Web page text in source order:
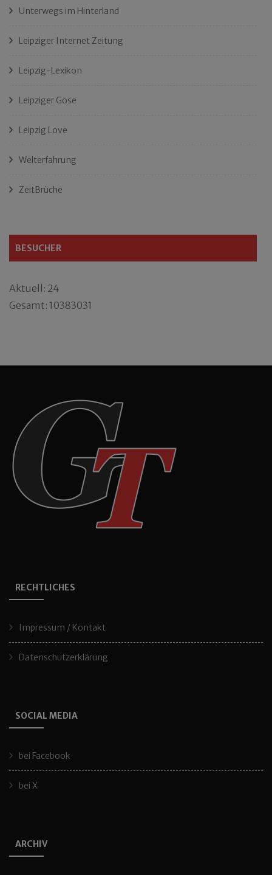
Unterwegs im Hinterland
Leipziger Internet Zeitung
Leipzig-Lexikon
Leipziger Gose
Leipzig Love
Welterfahrung
ZeitBrüche
BESUCHER
Aktuell: 24
Gesamt: 10383031
RECHTLICHES
Impressum / Kontakt
Datenschutzerklärung
SOCIAL MEDIA
bei Facebook
bei X
ARCHIV